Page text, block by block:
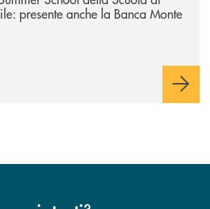
presente anche la Banca Monte